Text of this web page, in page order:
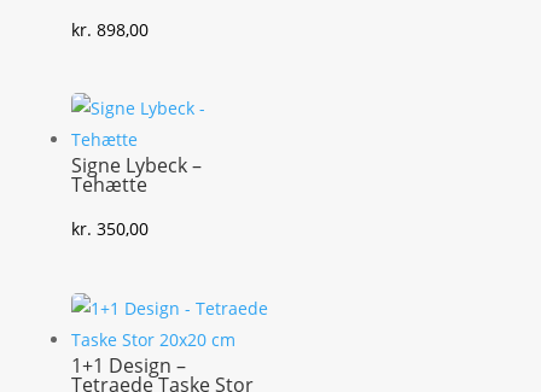
kr. 898,00
Signe Lybeck –
Tehætte
kr. 350,00
1+1 Design –
Tetraede Taske Stor